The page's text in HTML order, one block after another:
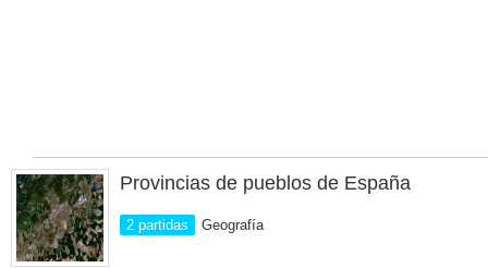
Provincias de pueblos de España
2 partidas Geografía